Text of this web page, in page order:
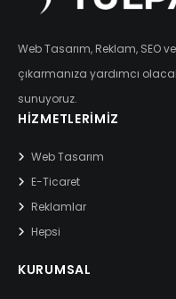
Web Tasarım, Reklam, SEO
çıkarmanıza yardımcı
sunuyoruz.
HIZMETLERIMIZ
Web Tasarım
E-Ticaret
Reklamlar
Hepsi
KURUMSAL